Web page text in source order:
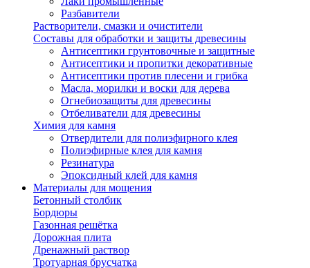
Разбавители
Растворители, смазки и очистители
Составы для обработки и защиты древесины
Антисептики грунтовочные и защитные
Антисептики и пропитки декоративные
Антисептики против плесени и грибка
Масла, морилки и воски для дерева
Огнебиозащиты для древесины
Отбеливатели для древесины
Химия для камня
Отвердители для полиэфирного клея
Полиэфирные клея для камня
Резинатура
Эпоксидный клей для камня
Материалы для мощения
Бетонный столбик
Бордюры
Газонная решётка
Дорожная плита
Дренажный раствор
Тротуарная брусчатка